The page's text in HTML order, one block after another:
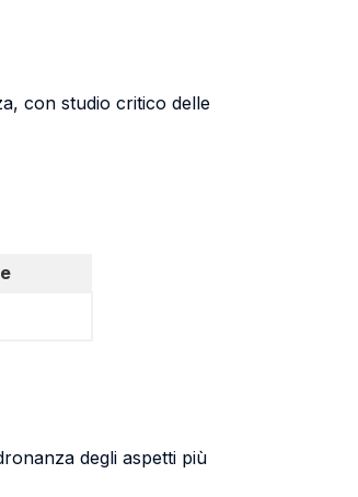
con studio critico delle
degli aspetti più